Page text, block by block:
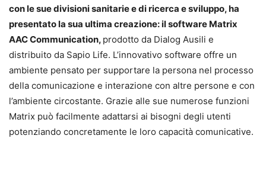
con le sue divisioni sanitarie e di ricerca e sviluppo, ha
presentato la sua ultima creazione: il software Matrix
AAC Communication, prodotto da Dialog Ausili e
distribuito da Sapio Life. L’innovativo software offre un
ambiente pensato per supportare la persona nel processo
della comunicazione e interazione con altre persone e con
l’ambiente circostante. Grazie alle sue numerose funzioni
Matrix può facilmente adattarsi ai bisogni degli utenti
potenziando concretamente le loro capacità comunicative.